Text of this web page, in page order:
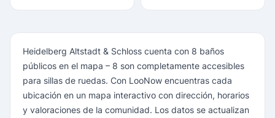
Heidelberg Altstadt & Schloss cuenta con 8 baños
públicos en el mapa – 8 son completamente accesibles
para sillas de ruedas. Con LooNow encuentras cada
ubicación en un mapa interactivo con dirección, horarios
y valoraciones de la comunidad. Los datos se actualizan